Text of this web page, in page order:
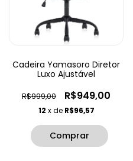
Cadeira Yamasoro Diretor
Luxo Ajustável
R$999,00 R$949,00
12 x de R$96,57